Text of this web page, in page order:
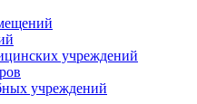
учреждений
учреждений